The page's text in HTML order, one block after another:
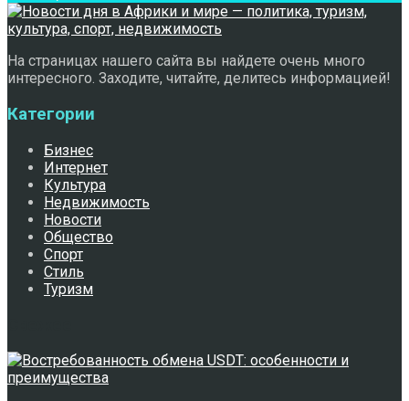
На страницах нашего сайта вы найдете очень много
интересного. Заходите, читайте, делитесь информацией!
Категории
Бизнес
Интернет
Культура
Недвижимость
Новости
Общество
Спорт
Стиль
Туризм